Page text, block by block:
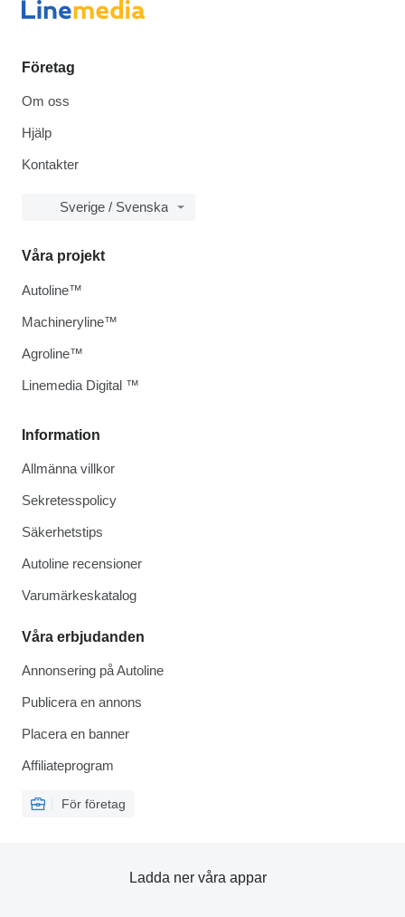
Företag
Om oss
Hjälp
Kontakter
Sverige / Svenska
Information
Allmänna villkor
Sekretesspolicy
Säkerhetstips
Autoline recensioner
Varumärkeskatalog
Våra erbjudanden
Annonsering på Autoline
Publicera en annons
Placera en banner
Affiliateprogram
För företag
Våra projekt
Autoline™
Machineryline™
Agroline™
Linemedia Digital ™
Ladda ner våra appar